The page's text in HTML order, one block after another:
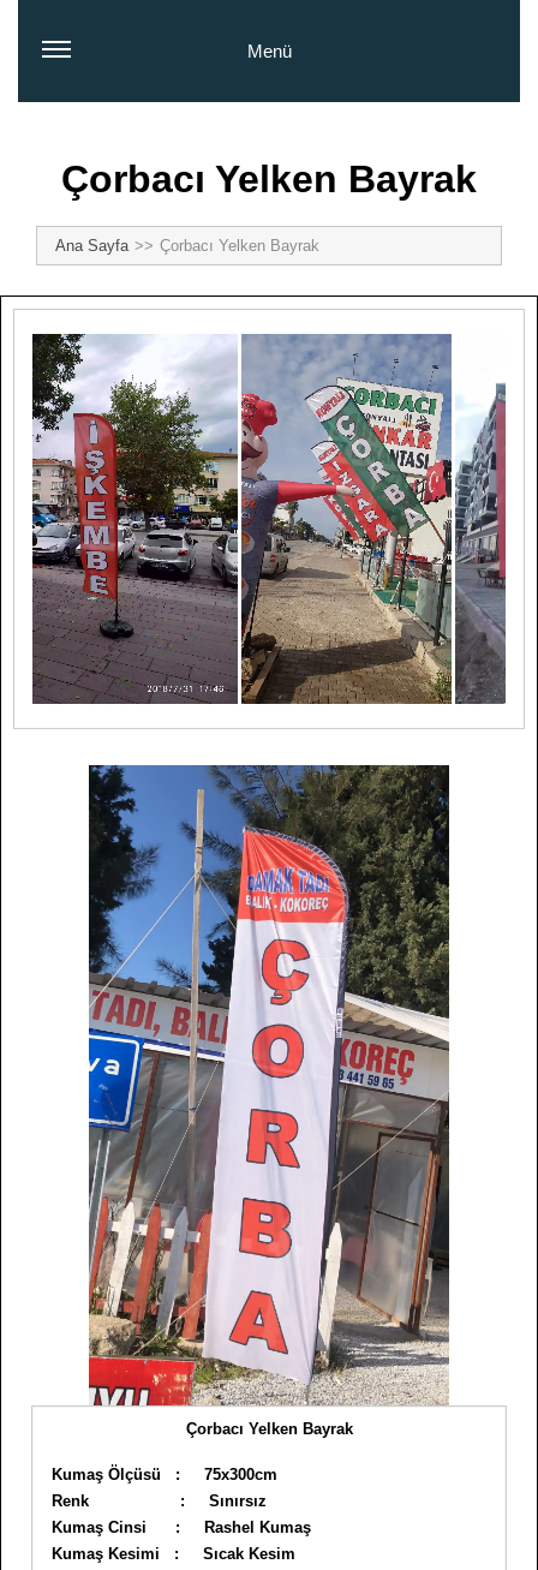
Çorbacı Yelken Bayrak
Ana Sayfa Çorbacı Yelken Bayrak
Menü
Çorbacı Yelken Bayrak
Kumaş Ölçüsü : 75x300cm
Renk : Sınırsız
Kumaş Cinsi : Rashel Kumaş
Kumaş Kesimi : Sıcak Kesim